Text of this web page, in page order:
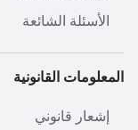
الأسئلة الشائعة
المعلومات القانونية
إشعار قانوني